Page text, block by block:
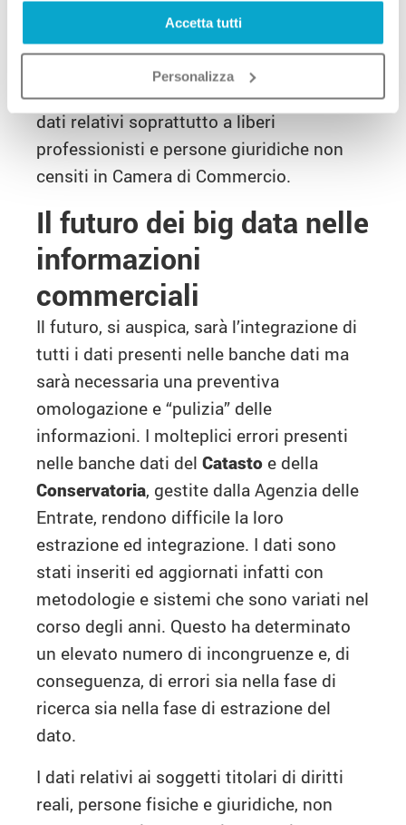
Accetta tutti
Personalizza
partite IVA cessate e di gruppo messi a
disposizione dallaAgenzia delle Entrate.
Si tratta di un importante elemento di
novità che prelude a future integrazioni di
dati relativi soprattutto a liberi
professionisti e persone giuridiche non
censiti in Camera di Commercio.
Il futuro dei big data nelle
informazioni
commerciali
Il futuro, si auspica, sarà l’integrazione di
tutti i dati presenti nelle banche dati ma
sarà necessaria una preventiva
omologazione e “pulizia” delle
informazioni. I molteplici errori presenti
nelle banche dati del Catasto e della
Conservatoria, gestite dalla Agenzia delle
Entrate, rendono difficile la loro
estrazione ed integrazione. I dati sono
stati inseriti ed aggiornati infatti con
metodologie e sistemi che sono variati nel
corso degli anni. Questo ha determinato
un elevato numero di incongruenze e, di
conseguenza, di errori sia nella fase di
ricerca sia nella fase di estrazione del
dato.
I dati relativi ai soggetti titolari di diritti
reali, persone fisiche e giuridiche, non